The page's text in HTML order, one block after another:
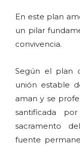
En este plan
un pilar
convivencia.
Según el plan
unión estable
aman y se
santificada
sacramento
fuente